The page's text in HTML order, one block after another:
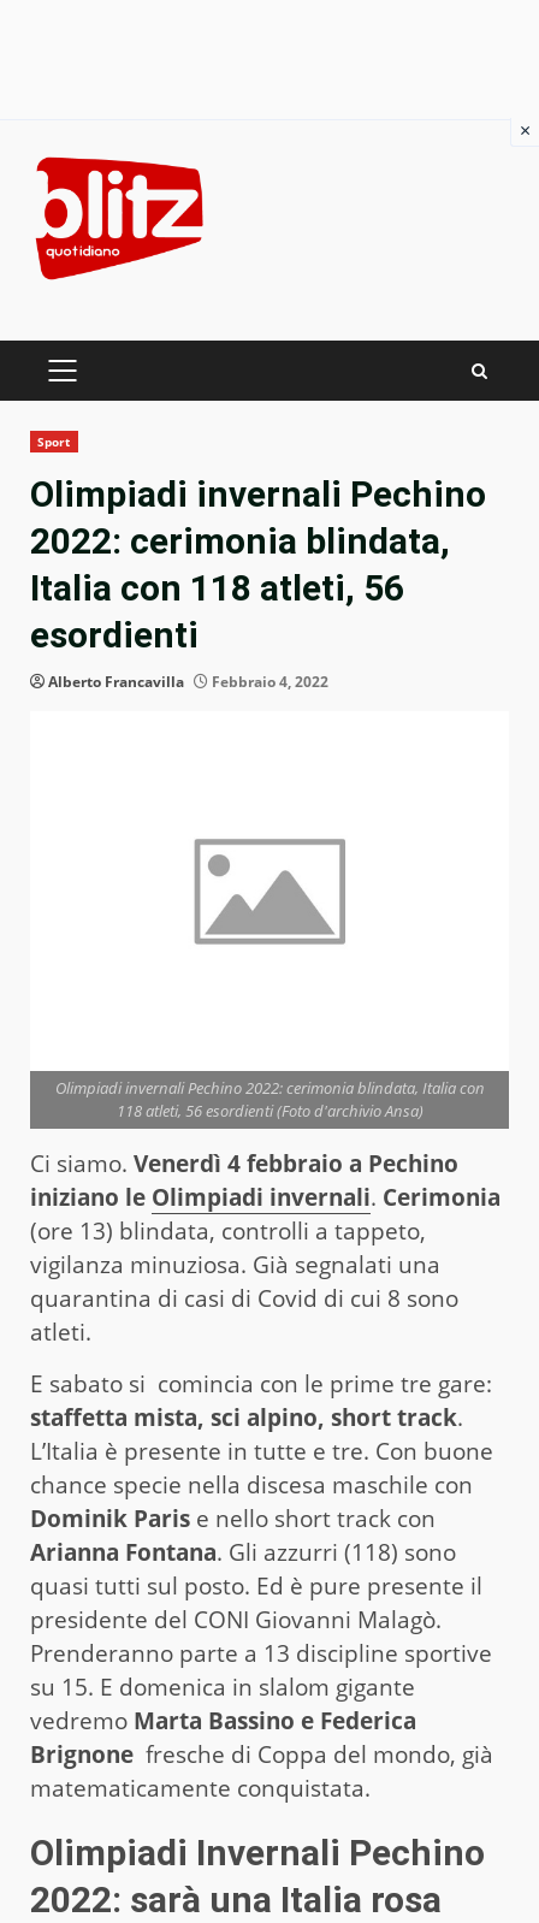
content
PRIMARY
Sport
Olimpiadi invernali Pechino
2022: cerimonia blindata,
Italia con 118 atleti, 56
esordienti
Alberto Francavilla Febbraio 4, 2022
Olimpiadi invernali Pechino 2022: cerimonia blindata, Italia con
118 atleti, 56 esordienti (Foto d'archivio Ansa)
Ci siamo. Venerdì 4 febbraio a Pechino
iniziano le Olimpiadi invernali. Cerimonia
(ore 13) blindata, controlli a tappeto,
vigilanza minuziosa. Già segnalati una
quarantina di casi di Covid di cui 8 sono
atleti.
E sabato si comincia con le prime tre gare:
staffetta mista, sci alpino, short track.
L’Italia è presente in tutte e tre. Con buone
chance specie nella discesa maschile con
Dominik Paris e nello short track con
Arianna Fontana. Gli azzurri (118) sono
quasi tutti sul posto. Ed è pure presente il
presidente del CONI Giovanni Malagò.
Prenderanno parte a 13 discipline sportive
su 15. E domenica in slalom gigante
vedremo Marta Bassino e Federica
Brignone fresche di Coppa del mondo, già
matematicamente conquistata.
Olimpiadi Invernali Pechino
2022: sarà una Italia rosa
×